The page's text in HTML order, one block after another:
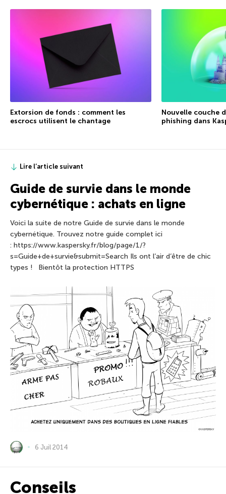
Extorsion de fonds : comment les
escrocs utilisent le chantage
Nouvelle couche
phishing dans
Lire l’article suivant
Guide de survie dans le monde
cybernétique : achats en ligne
Voici la suite de notre Guide de survie dans le monde
cybernétique. Trouvez notre guide complet ici
: https://www.kaspersky.fr/blog/page/1/?
s=Guide+de+survie&submit=Search Ils ont l’air d’être de chic
types ! Bientôt la protection HTTPS
6 Juil 2014
Conseils